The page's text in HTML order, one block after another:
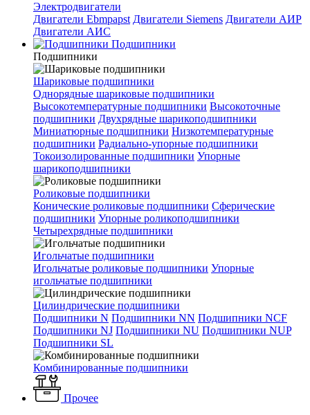
Электродвигатели
Двигатели Ebmpapst Двигатели Siemens Двигатели АИР
Двигатели АИС
Подшипники
Подшипники
Шариковые подшипники
Однорядные шариковые подшипники
Высокотемпературные подшипники Высокоточные
подшипники Двухрядные шарикоподшипники
Миниатюрные подшипники Низкотемпературные
подшипники Радиально-упорные подшипники
Токоизолированные подшипники Упорные
шарикоподшипники
Роликовые подшипники
Конические роликовые подшипники Сферические
подшипники Упорные роликоподшипники
Четырехрядные подшипники
Игольчатые подшипники
Игольчатые роликовые подшипники Упорные
игольчатые подшипники
Цилиндрические подшипники
Подшипники N Подшипники NN Подшипники NCF
Подшипники NJ Подшипники NU Подшипники NUP
Подшипники SL
Комбинированные подшипники
Прочее